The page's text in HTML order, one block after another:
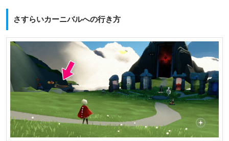
さすらいカーニバルへの行き方